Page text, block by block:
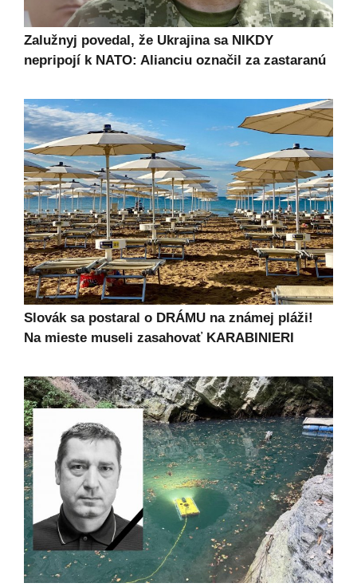
Zalužnyj povedal, že Ukrajina sa NIKDY
nepripojí k NATO: Alianciu označil za zastaranú
Slovák sa postaral o DRÁMU na známej pláži!
Na mieste museli zasahovať KARABINIERI